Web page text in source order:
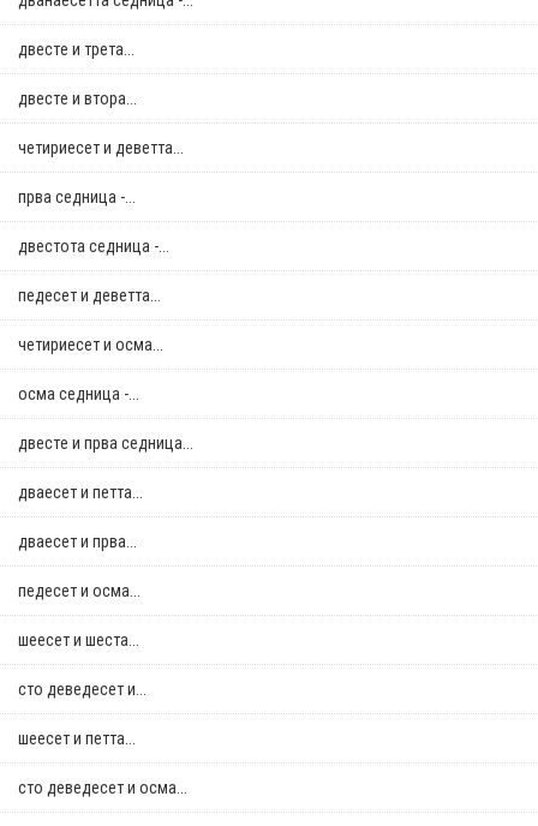
двестe и трета...
двестe и втора...
четириесет и деветта...
прва седница -...
двестота седница -...
педесет и деветта...
четириесет и осма...
осма седница -...
двестe и прва седница...
дваесет и петта...
дваесет и прва...
педесет и осма...
шеесет и шеста...
сто деведесет и...
шеесет и петта...
сто деведесет и осма...